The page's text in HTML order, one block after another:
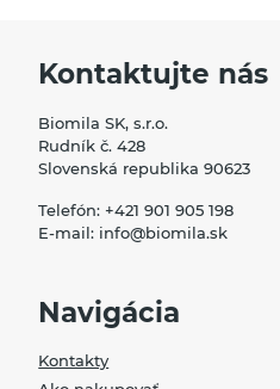
Kontaktujte nás
Biomila SK, s.r.o.
Rudník č. 428
Slovenská republika 90623
Telefón: +421 901 905 198
E-mail: info@biomila.sk
Navigácia
Kontakty